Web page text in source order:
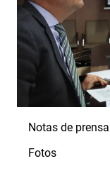
Notas de prensa
Fotos